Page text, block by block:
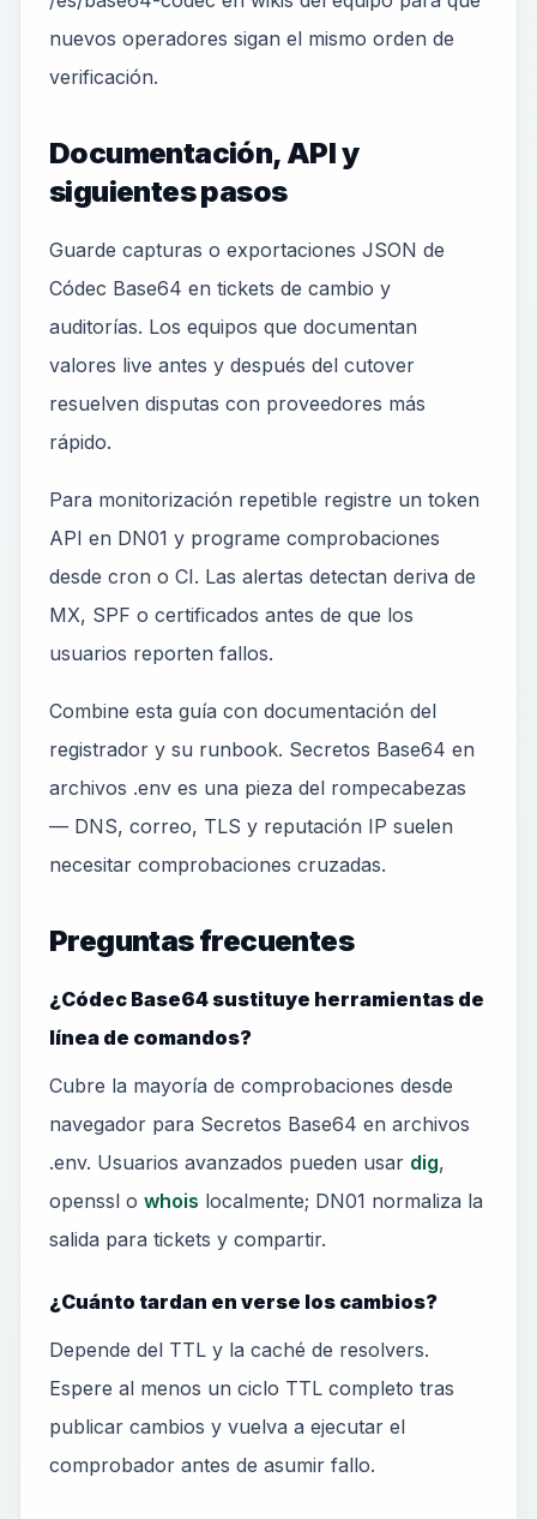
nuevos operadores sigan el mismo orden de
verificación.
Documentación, API y
siguientes pasos
Guarde capturas o exportaciones JSON de
Códec Base64 en tickets de cambio y
auditorías. Los equipos que documentan
valores live antes y después del cutover
resuelven disputas con proveedores más
rápido.
Para monitorización repetible registre un token
API en DN01 y programe comprobaciones
desde cron o CI. Las alertas detectan deriva de
MX, SPF o certificados antes de que los
usuarios reporten fallos.
Combine esta guía con documentación del
registrador y su runbook. Secretos Base64 en
archivos .env es una pieza del rompecabezas
— DNS, correo, TLS y reputación IP suelen
necesitar comprobaciones cruzadas.
Preguntas frecuentes
¿Códec Base64 sustituye herramientas de
línea de comandos?
Cubre la mayoría de comprobaciones desde
navegador para Secretos Base64 en archivos
.env. Usuarios avanzados pueden usar dig,
openssl o whois localmente; DN01 normaliza la
salida para tickets y compartir.
¿Cuánto tardan en verse los cambios?
Depende del TTL y la caché de resolvers.
Espere al menos un ciclo TTL completo tras
publicar cambios y vuelva a ejecutar el
comprobador antes de asumir fallo.